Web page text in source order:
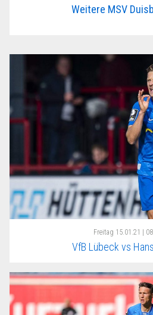
Weitere MSV
Freitag 15.01.21 |
VfB Lübeck vs